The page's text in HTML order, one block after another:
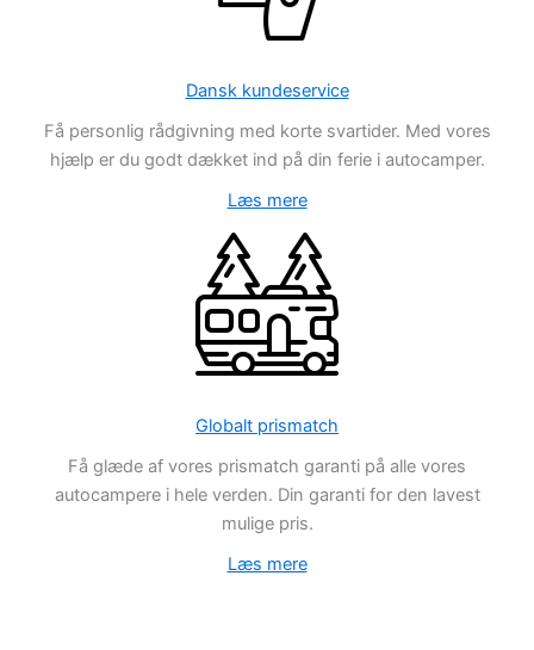
Dansk kundeservice
Få personlig rådgivning med korte svartider. Med vores
hjælp er du godt dækket ind på din ferie i autocamper.
Læs mere
Globalt prismatch
Få glæde af vores prismatch garanti på alle vores
autocampere i hele verden. Din garanti for den lavest
mulige pris.
Læs mere